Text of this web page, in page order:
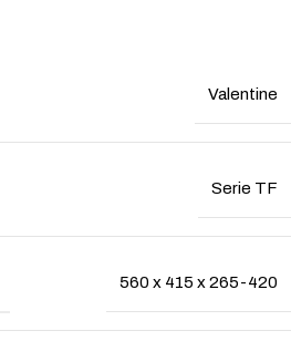
Valentine
Serie TF
560 x 415 x 265-420